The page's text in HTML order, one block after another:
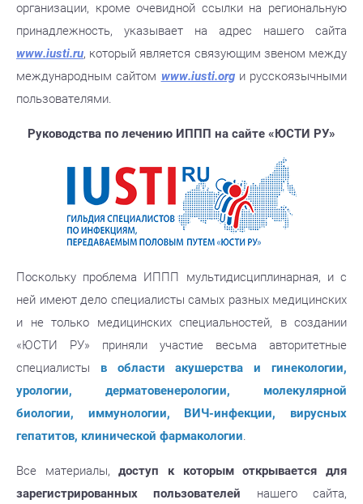
организации, кроме очевидной ссылки на региональную
принадлежность, указывает на адрес нашего сайта
www.iusti.ru, который является связующим звеном между
международным сайтом www.iusti.orgи русскоязычными
пользователями.
Руководства по лечению ИППП на сайте «ЮСТИ РУ»
Поскольку проблема ИППП мультидисциплинарная, и с
ней имеют дело специалисты самых разных медицинских
и не только медицинских специальностей, в создании
«ЮСТИ РУ» приняли участие весьма авторитетные
специалисты в области акушерства и гинекологии,
урологии, дерматовенерологии, молекулярной
биологии, иммунологии, ВИЧ-инфекции, вирусных
гепатитов, клинической фармакологии.
Все материалы,доступ к которым открывается для
зарегистрированных пользователей нашего сайта,